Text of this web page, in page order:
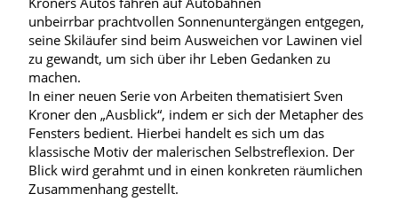
unbeirrbar prachtvollen Sonnenuntergängen entgegen,
seine Skiläufer sind beim Ausweichen vor Lawinen viel
zu gewandt, um sich über ihr Leben Gedanken zu
machen.
In einer neuen Serie von Arbeiten thematisiert Sven
Kroner den „Ausblick“, indem er sich der Metapher des
Fensters bedient. Hierbei handelt es sich um das
klassische Motiv der malerischen Selbstreflexion. Der
Blick wird gerahmt und in einen konkreten räumlichen
Zusammenhang gestellt.